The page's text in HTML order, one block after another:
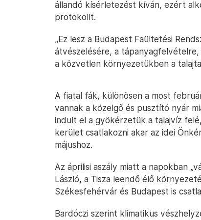
állandó kísérletezést kíván, ezért
protokollt.
„Ez lesz a Budapest Faültetési
átvészelésére, a
a közvetlen környezetükben a
A fiatal fák, különösen a most
vannak a közelgő és pusztító nyár
indult el a gyökérzetük a talajvíz
kerület csatlakozni akar az idei
májushoz.
Az áprilisi aszály miatt a napokban
László, a Tisza leendő élő
Székesfehérvár és Budapest is
Bardóczi szerint klimatikus